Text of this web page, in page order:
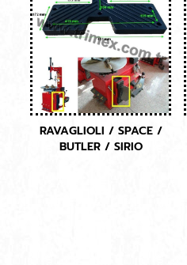
RAVAGLIOLI / SPACE /
BUTLER / SIRIO